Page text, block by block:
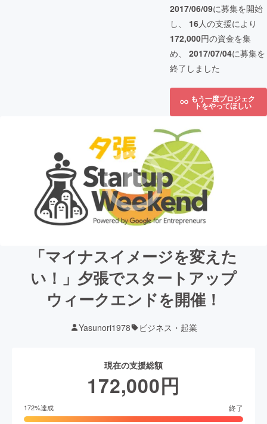
2017/06/09に募集を開始
し、 16人の支援により
172,000円の資金を集
め、 2017/07/04に募集を
終了しました
もう一度プロジェク
トをやってほしい
「マイナスイメージを変えた
い！」夕張でスタートアップ
ウィークエンドを開催！
Yasunori1978 ビジネス・起業
現在の支援総額
172,000円
172%達成 終了